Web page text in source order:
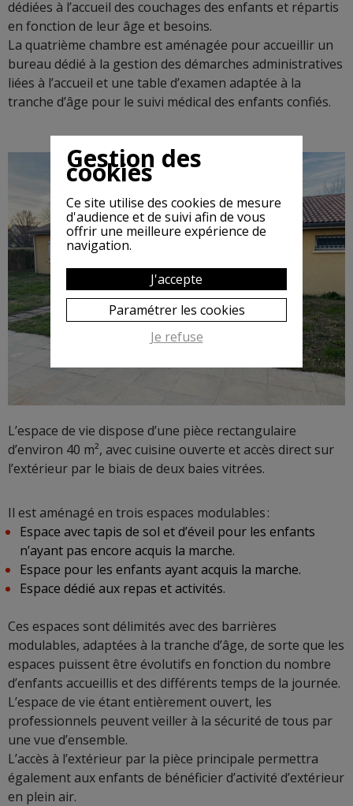
dédiées à l’accueil des couchages des enfants et répartis
en fonction de leur âge et besoins.
La quatrième chambre est aménagée pour accueillir un
bureau dédié à la gestion des démarches administratives
liées à l’accueil et une table d’examen adaptée à la
tranche d’âge pour le suivi médical des enfants confiés.
L’espace de vie dispose d’une pièce rectangulaire
d’environ 40 m², avec cuisine ouverte et accès direct sur
l’extérieur par le biais de deux baies vitrées.
Il est aménagé en trois espaces modulables :
Espace avec tapis de sol et d’éveil pour les enfants
n’ayant pas encore acquis la marche.
Espace pour les enfants ayant acquis la marche.
Espace dédié aux repas et activités.
Ces espaces sont délimités avec des barrières
modulables, adaptées à la tranche d’âge, de sorte que les
espaces puissent être évolutifs en fonction du nombre
d’enfants accueillis et des différents temps de la journée.
L’espace de vie étant entièrement ouvert, les
professionnels peuvent veiller à la sécurité de tous par
une vue d’ensemble.
L’accès à l’extérieur par la pièce principale permettra
également aux enfants de bénéficier d’activité d’extérieur
en plein air.
Gestion des
cookies
Ce site utilise des cookies de mesure
d'audience et de suivi afin de vous
offrir une meilleure expérience de
navigation.
J'accepte
Paramétrer les cookies
Je refuse